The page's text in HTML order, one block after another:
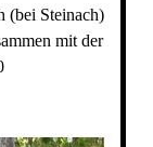
(bei Steinach)
mit der